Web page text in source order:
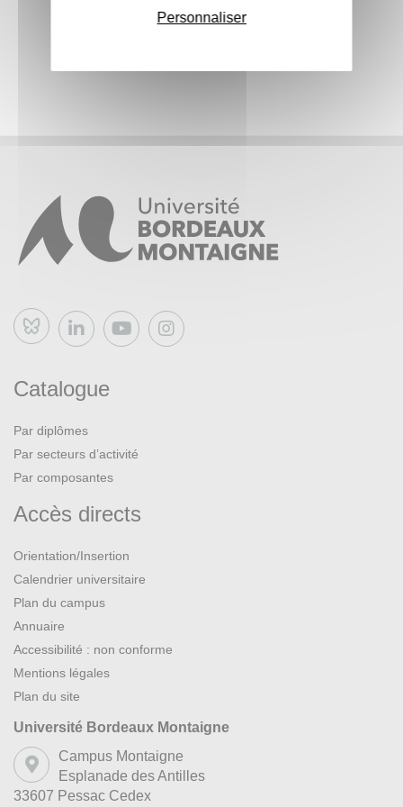
micro éditions de restitution, autoproduites.
Bluesky
Catalogue
Par diplômes
Par secteurs d’activité
Par composantes
Accès directs
Orientation/Insertion
Calendrier universitaire
Plan du campus
Annuaire
Accessibilité : non conforme
Mentions légales
Plan du site
Université Bordeaux Montaigne
Campus Montaigne
Esplanade des Antilles
33607 Pessac Cedex
Personnaliser